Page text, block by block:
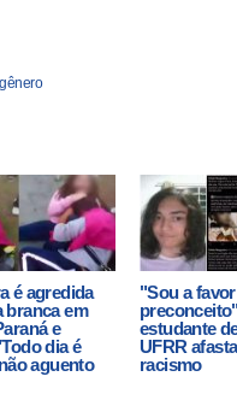
é agredida
branca em
e
dia é
aguento
"Sou a
estudante
UFRR
racismo